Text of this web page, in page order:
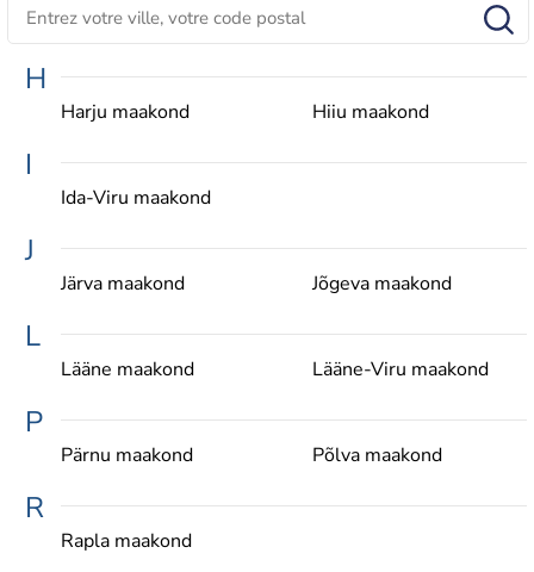
H
Harju maakond Hiiu maakond
I
Ida-Viru maakond
J
Järva maakond Jõgeva maakond
L
Lääne maakond Lääne-Viru maakond
P
Pärnu maakond Põlva maakond
R
Rapla maakond